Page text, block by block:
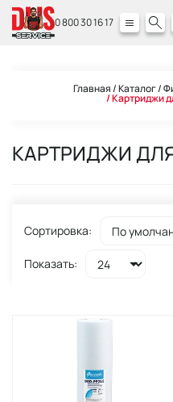
0 800 30 16 17
Главная Каталог
Картриджи
КАРТРИДЖИ
Сортировка:
Показать: